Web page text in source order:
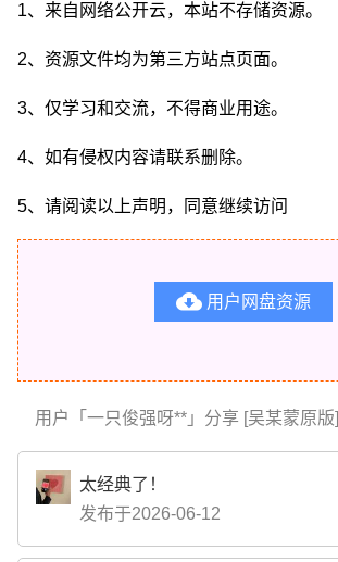
1、来自网络公开云，本站不存储资源。
2、资源文件均为第三方站点页面。
3、仅学习和交流，不得商业用途。
4、如有侵权内容请联系删除。
5、请阅读以上声明，同意继续访问
 用户网盘资源
用户「一只俊强呀**」分享 [吴某蒙原版]
太经典了！
发布于2026-06-12